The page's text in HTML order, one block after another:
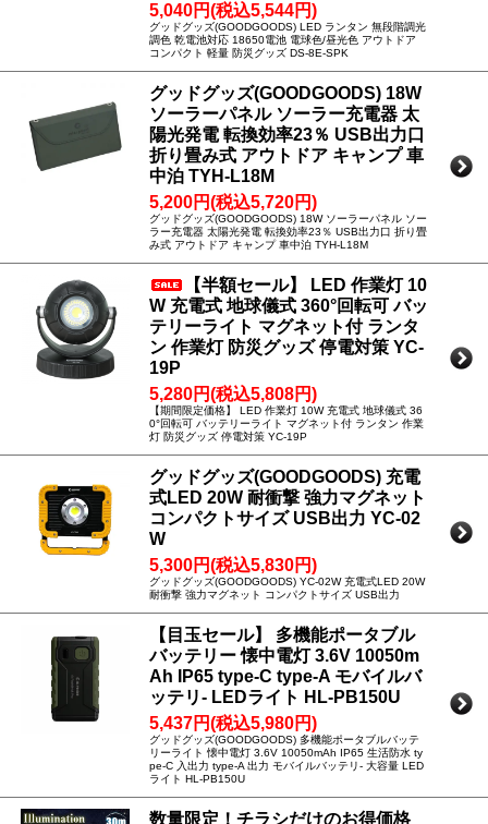
5,040円(税込5,544円)
グッドグッズ(GOODGOODS) LED ランタン 無段階調光
調色 乾電池対応 18650電池 電球色/昼光色 アウトドア
コンパクト 軽量 防災グッズ DS-8E-SPK
グッドグッズ(GOODGOODS) 18W
ソーラーパネル ソーラー充電器 太
陽光発電 転換効率23％ USB出力口
折り畳み式 アウトドア キャンプ 車
中泊 TYH-L18M
5,200円(税込5,720円)
グッドグッズ(GOODGOODS) 18W ソーラーパネル ソー
ラー充電器 太陽光発電 転換効率23％ USB出力口 折り畳
み式 アウトドア キャンプ 車中泊 TYH-L18M
【半額セール】 LED 作業灯 10
W 充電式 地球儀式 360°回転可 バッ
テリーライト マグネット付 ランタ
ン 作業灯 防災グッズ 停電対策 YC-
19P
5,280円(税込5,808円)
【期間限定価格】 LED 作業灯 10W 充電式 地球儀式 36
0°回転可 バッテリーライト マグネット付 ランタン 作業
灯 防災グッズ 停電対策 YC-19P
グッドグッズ(GOODGOODS) 充電
式LED 20W 耐衝撃 強力マグネット
コンパクトサイズ USB出力 YC-02
W
5,300円(税込5,830円)
グッドグッズ(GOODGOODS) YC-02W 充電式LED 20W
耐衝撃 強力マグネット コンパクトサイズ USB出力
【目玉セール】 多機能ポータブル
バッテリー 懐中電灯 3.6V 10050m
Ah IP65 type-C type-A モバイルバ
ッテリ- LEDライト HL-PB150U
5,437円(税込5,980円)
グッドグッズ(GOODGOODS) 多機能ポータブルバッテ
リーライト 懐中電灯 3.6V 10050mAh IP65 生活防水 ty
pe-C 入出力 type-A 出力 モバイルバッテリ- 大容量 LED
ライト HL-PB150U
数量限定！チラシだけのお得価格